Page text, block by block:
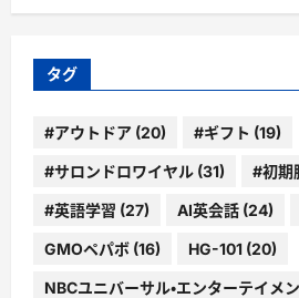
カ
ブ
タグ
#アウトドア (20) #ギフト (19)
#サロンドロワイヤル (31) #初期
#英語学習 (27) AI英会話 (24)
GMOペパボ (16) HG-101 (20)
NBCユニバーサル・エンターテイメ